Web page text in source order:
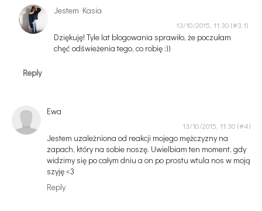
Jestem Kasia
13/10/2015, 11:30
Dziękuję! Tyle lat blogowania sprawiło, że poczułam
chęć odświeżenia tego, co robię :))
Reply
Ewa
13/10/2015, 11:30
Jestem uzależniona od reakcji mojego mężczyzny na
zapach, który na sobie noszę. Uwielbiam ten moment, gdy
widzimy się po całym dniu a on po prostu wtula nos w moją
szyję <3
Reply